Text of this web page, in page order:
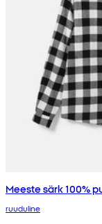
Meeste särk 100%
ruuduline